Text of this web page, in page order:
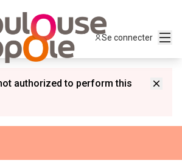
Se connecter
authorized to perform this